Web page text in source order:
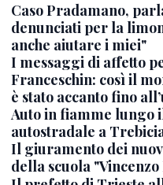
Caso Pradamano,
denunciati per la
anche aiutare i miei"
I messaggi di affetto
Franceschin: così il
è stato accanto fino
Auto in fiamme lungo
autostradale a
Il giuramento dei
della scuola